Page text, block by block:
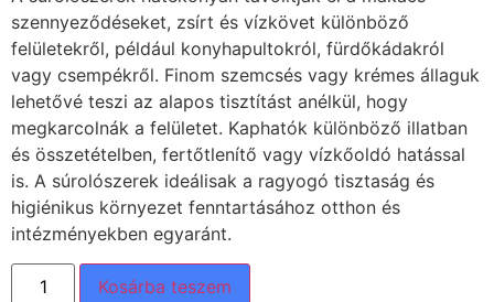
szennyeződéseket, zsírt és vízkövet különböző
felületekről, például konyhapultokról, fürdőkádakról
vagy csempékről. Finom szemcsés vagy krémes állaguk
lehetővé teszi az alapos tisztítást anélkül, hogy
megkarcolnák a felületet. Kaphatók különböző illatban
és összetételben, fertőtlenítő vagy vízkőoldó hatással
is. A súrolószerek ideálisak a ragyogó tisztaság és
higiénikus környezet fenntartásához otthon és
intézményekben egyaránt.
Kosárba teszem